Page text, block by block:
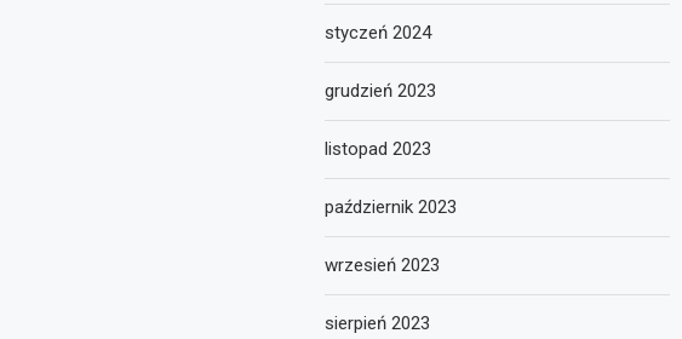
styczeń 2024
grudzień 2023
listopad 2023
październik 2023
wrzesień 2023
sierpień 2023